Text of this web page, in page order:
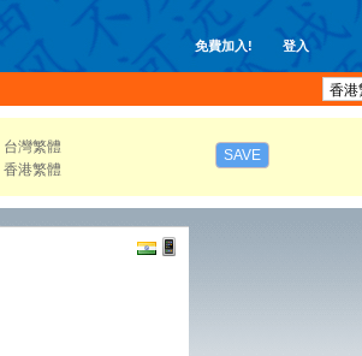
免費加入! 登入
台灣繁體
香港繁體
SAVE